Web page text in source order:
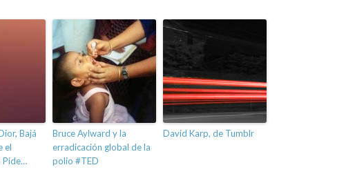
Bajá
el
Pide…
Bruce Aylward y la
erradicación global de la
polio #TED
David Karp, de Tumblr